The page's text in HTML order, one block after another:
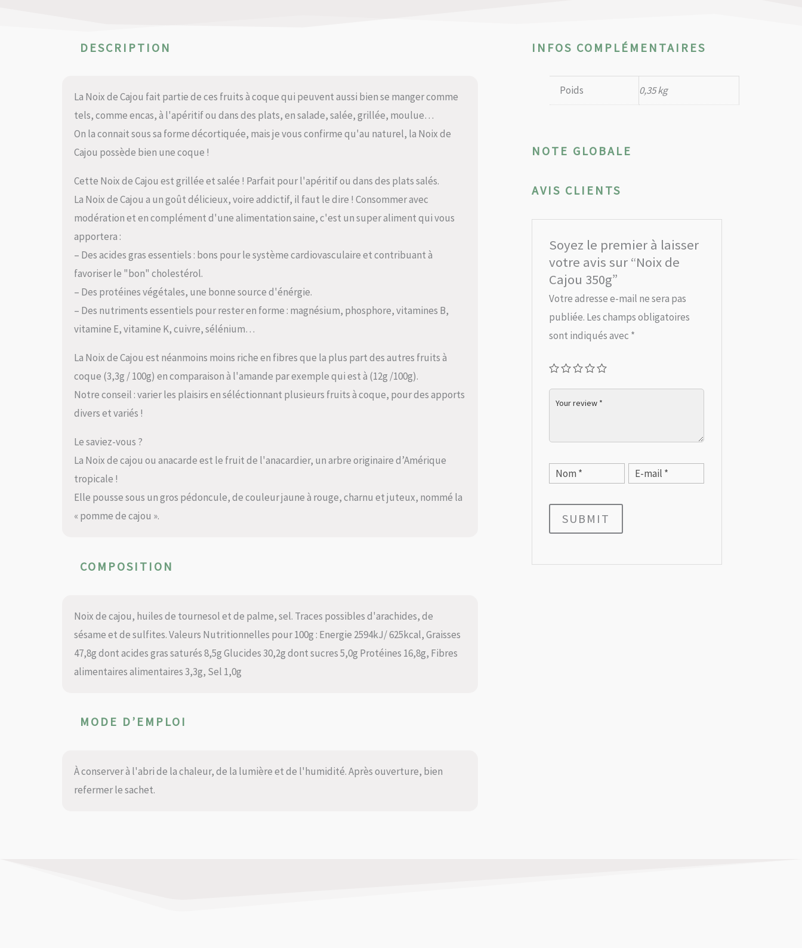
DESCRIPTION
La Noix de Cajou fait partie de ces fruits à coque qui peuvent aussi bien se manger comme
tels, comme encas, à l'apéritif ou dans des plats, en salade, salée, grillée, moulue…
On la connait sous sa forme décortiquée, mais je vous confirme qu'au naturel, la Noix de
Cajou possède bien une coque !
Cette Noix de Cajou est grillée et salée ! Parfait pour l'apéritif ou dans des plats salés.
La Noix de Cajou a un goût délicieux, voire addictif, il faut le dire ! Consommer avec
modération et en complément d'une alimentation saine, c'est un super aliment qui vous
apportera :
– Des acides gras essentiels : bons pour le système cardiovasculaire et contribuant à
favoriser le "bon" cholestérol.
– Des protéines végétales, une bonne source d'énérgie.
– Des nutriments essentiels pour rester en forme : magnésium, phosphore, vitamines B,
vitamine E, vitamine K, cuivre, sélénium…
La Noix de Cajou est néanmoins moins riche en fibres que la plus part des autres fruits à
coque (3,3g / 100g) en comparaison à l'amande par exemple qui est à (12g /100g).
Notre conseil : varier les plaisirs en séléctionnant plusieurs fruits à coque, pour des apports
divers et variés !
Le saviez-vous ?
La Noix de cajou ou anacarde est le fruit de l'anacardier, un arbre originaire d’Amérique
tropicale !
Elle pousse sous un gros pédoncule, de couleur jaune à rouge, charnu et juteux, nommé la
« pomme de cajou ».
COMPOSITION
Noix de cajou, huiles de tournesol et de palme, sel. Traces possibles d'arachides, de
sésame et de sulfites. Valeurs Nutritionnelles pour 100g : Energie 2594kJ/ 625kcal, Graisses
47,8g dont acides gras saturés 8,5g Glucides 30,2g dont sucres 5,0g Protéines 16,8g, Fibres
alimentaires alimentaires 3,3g, Sel 1,0g
MODE D’EMPLOI
À conserver à l'abri de la chaleur, de la lumière et de l'humidité. Après ouverture, bien
refermer le sachet.
INFOS COMPLÉMENTAIRES
Poids 0,35 kg
NOTE GLOBALE
AVIS CLIENTS
Soyez le premier à laisser
votre avis sur “Noix de
Cajou 350g”
Votre adresse e-mail ne sera pas
publiée. Les champs obligatoires
sont indiqués avec *
SUBMIT